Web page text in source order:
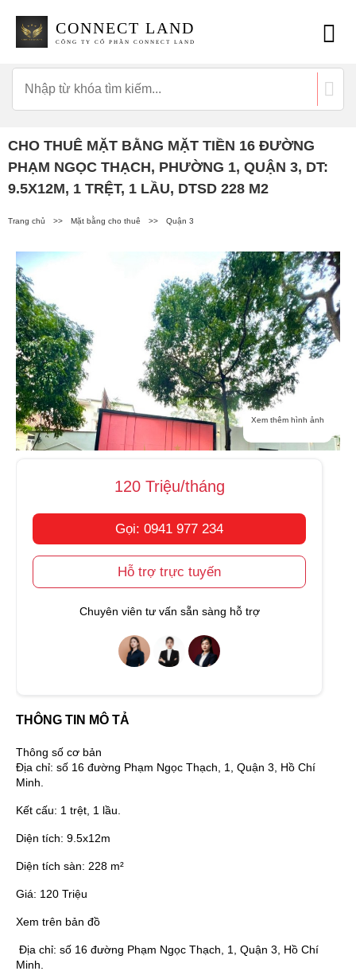
CONNECT LAND
CÔNG TY CỔ PHẦN CONNECT LAND
CHO THUÊ MẶT BẰNG MẶT TIỀN 16 ĐƯỜNG
PHẠM NGỌC THẠCH, PHƯỜNG 1, QUẬN 3, DT:
9.5X12M, 1 TRỆT, 1 LẦU, DTSD 228 M2
Trang chủ >> Mặt bằng cho thuê >> Quận 3
Xem thêm hình ảnh
120 Triệu/tháng
Gọi: 0941 977 234
Hỗ trợ trực tuyến
Chuyên viên tư vấn sẵn sàng hỗ trợ
THÔNG TIN MÔ TẢ
Thông số cơ bản
Địa chỉ: số 16 đường Phạm Ngọc Thạch, 1, Quận 3, Hồ Chí
Minh.
Kết cấu: 1 trệt, 1 lầu.
Diện tích: 9.5x12m
Diện tích sàn: 228 m²
Giá: 120 Triệu
Xem trên bản đồ
Địa chỉ: số 16 đường Phạm Ngọc Thạch, 1, Quận 3, Hồ Chí
Minh.